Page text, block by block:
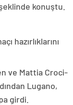
konuştu.
hazırlıklarını
ve Mattia Croci-
Lugano,
girdi.